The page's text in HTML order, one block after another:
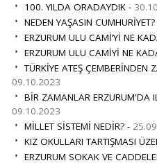
100. YILDA ORADAYDIK -
NEDEN YAŞASIN
ERZURUM ULU CAMİ’Yİ NE
ERZURUM ULU CAMİYİ NE
TÜRKİYE ATEŞ ÇEMBERİNDEN
09.10.2023
BİR ZAMANLAR ERZURUM'DA
09.10.2023
MİLLET SİSTEMİ NEDİR? -
KIZ OKULLARI TARTIŞMASI
ERZURUM SOKAK VE